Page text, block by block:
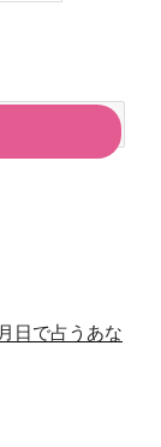
日で占うあな